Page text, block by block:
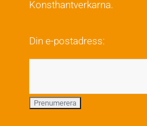
Konsthantverkarna.
Din e-postadress: